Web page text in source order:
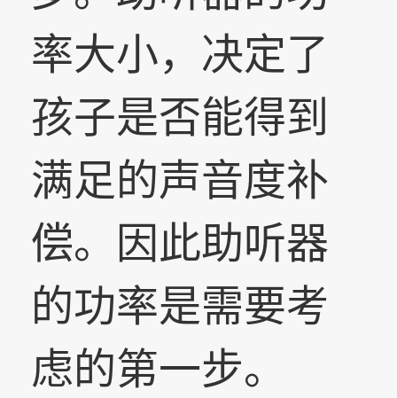
率大小，决定了
孩子是否能得到
满足的声音度补
偿。因此助听器
的功率是需要考
虑的第一步。